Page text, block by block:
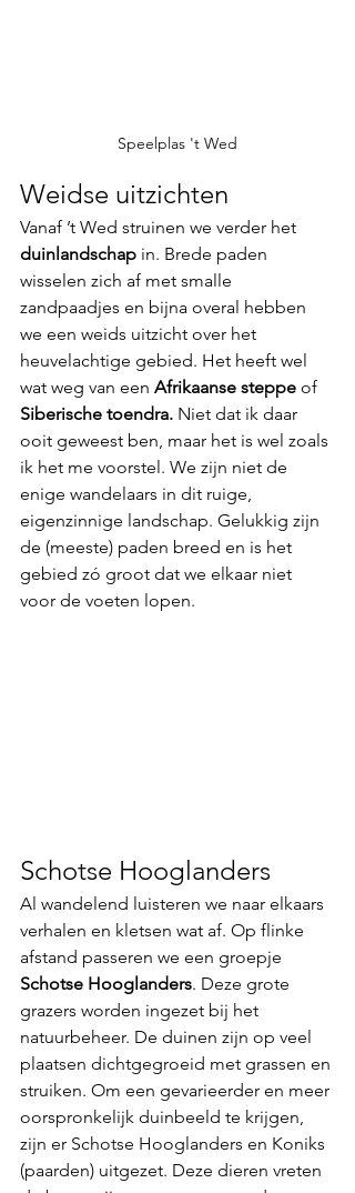
Speelplas 't Wed
Weidse uitzichten
Vanaf ’t Wed struinen we verder het
duinlandschap in. Brede paden
wisselen zich af met smalle
zandpaadjes en bijna overal hebben
we een weids uitzicht over het
heuvelachtige gebied. Het heeft wel
wat weg van een Afrikaanse steppe of
Siberische toendra. Niet dat ik daar
ooit geweest ben, maar het is wel zoals
ik het me voorstel. We zijn niet de
enige wandelaars in dit ruige,
eigenzinnige landschap. Gelukkig zijn
de (meeste) paden breed en is het
gebied zó groot dat we elkaar niet
voor de voeten lopen.
Schotse Hooglanders
Al wandelend luisteren we naar elkaars
verhalen en kletsen wat af. Op flinke
afstand passeren we een groepje
Schotse Hooglanders. Deze grote
grazers worden ingezet bij het
natuurbeheer. De duinen zijn op veel
plaatsen dichtgegroeid met grassen en
struiken. Om een gevarieerder en meer
oorspronkelijk duinbeeld te krijgen,
zijn er Schotse Hooglanders en Koniks
(paarden) uitgezet. Deze dieren vreten